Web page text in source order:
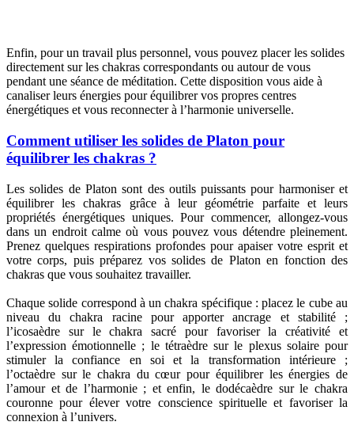
Enfin, pour un travail plus personnel, vous pouvez placer les solides
directement sur les chakras correspondants ou autour de vous
pendant une séance de méditation. Cette disposition vous aide à
canaliser leurs énergies pour équilibrer vos propres centres
énergétiques et vous reconnecter à l’harmonie universelle.
Comment utiliser les solides de Platon pour
équilibrer les chakras ?
Les solides de Platon sont des outils puissants pour harmoniser et
équilibrer les chakras grâce à leur géométrie parfaite et leurs
propriétés énergétiques uniques. Pour commencer, allongez-vous
dans un endroit calme où vous pouvez vous détendre pleinement.
Prenez quelques respirations profondes pour apaiser votre esprit et
votre corps, puis préparez vos solides de Platon en fonction des
chakras que vous souhaitez travailler.
Chaque solide correspond à un chakra spécifique : placez le cube au
niveau du chakra racine pour apporter ancrage et stabilité ;
l’icosaèdre sur le chakra sacré pour favoriser la créativité et
l’expression émotionnelle ; le tétraèdre sur le plexus solaire pour
stimuler la confiance en soi et la transformation intérieure ;
l’octaèdre sur le chakra du cœur pour équilibrer les énergies de
l’amour et de l’harmonie ; et enfin, le dodécaèdre sur le chakra
couronne pour élever votre conscience spirituelle et favoriser la
connexion à l’univers.